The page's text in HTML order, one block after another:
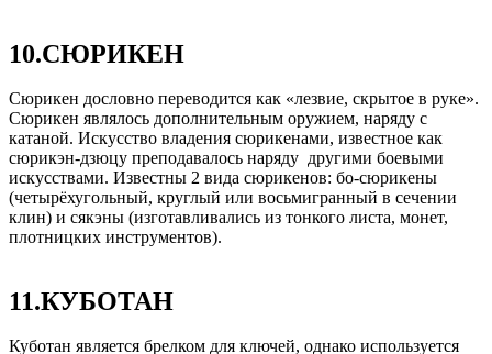
10.СЮРИКЕН
Сюрикен дословно переводится как «лезвие, скрытое в руке».
Сюрикен являлось дополнительным оружием, наряду с
катаной. Искусство владения сюрикенами, известное как
сюрикэн-дзюцу преподавалось наряду другими боевыми
искусствами. Известны 2 вида сюрикенов: бо-сюрикены
(четырёхугольный, круглый или восьмигранный в сечении
клин) и сякэны (изготавливались из тонкого листа, монет,
плотницких инструментов).
11.КУБОТАН
Куботан является брелком для ключей, однако используется